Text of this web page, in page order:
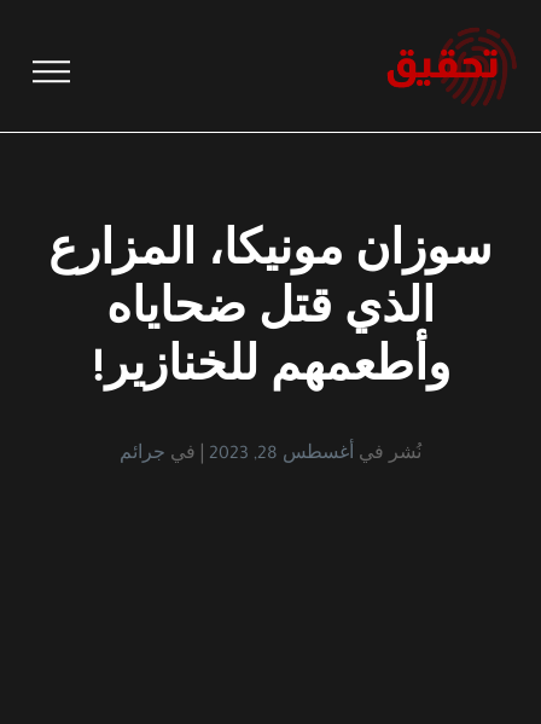
إلى
المحتوى
سوزان مونيكا، المزارع
الذي قتل ضحاياه
وأطعمهم للخنازير!
نُشر في أغسطس 28, 2023 في جرائم